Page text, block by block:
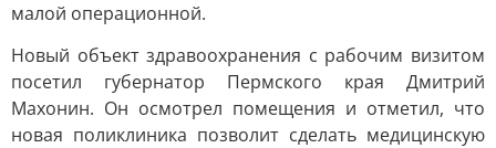
малой операционной.
Новый объект здравоохранения с рабочим визитом
посетил губернатор Пермского края Дмитрий
Махонин. Он осмотрел помещения и отметил, что
новая поликлиника позволит сделать медицинскую